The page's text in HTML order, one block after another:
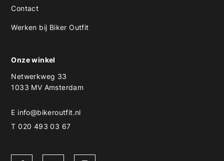
Contact
Werken bij Biker Outfit
Onze winkel
Netwerkweg 33
1033 MV Amsterdam
E info@bikeroutfit.nl
T 020 493 03 67